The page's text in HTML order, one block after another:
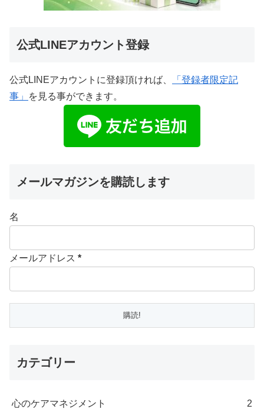
公式LINEアカウント登録
公式LINEアカウントに登録頂ければ、
「登録者限定記
事」
を見る事ができます。
メールマガジンを購読します
名
メールアドレス *
カテゴリー
心のケアマネジメント 2